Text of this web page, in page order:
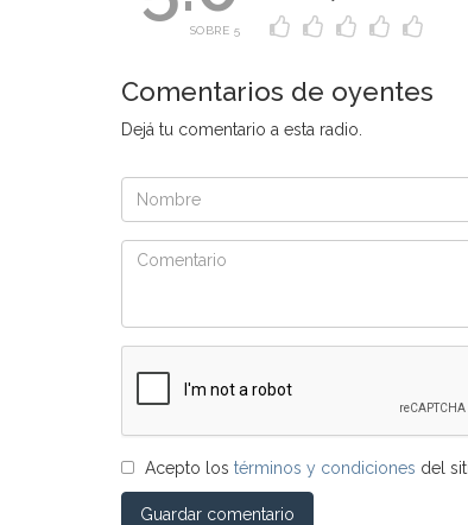
SOBRE 5
Comentarios de oyentes
Dejá tu comentario a esta radio.
Acepto los términos y condiciones del
Guardar comentario